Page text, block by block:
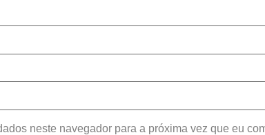
neste navegador para a próxima vez que eu